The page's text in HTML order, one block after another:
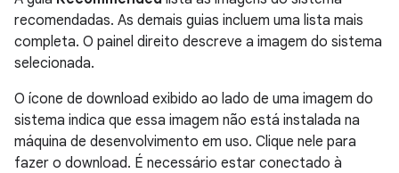
recomendadas. As demais guias incluem uma lista mais
completa. O painel direito descreve a imagem do sistema
selecionada.
O ícone de download exibido ao lado de uma imagem do
sistema indica que essa imagem não está instalada na
máquina de desenvolvimento em uso. Clique nele para
fazer o download. É necessário estar conectado à